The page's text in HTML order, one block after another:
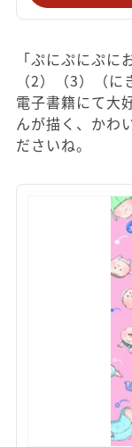
「ぷにぷにぷ
（2）（3）（
電子書籍にて大
んが描く、かわ
ださいね。